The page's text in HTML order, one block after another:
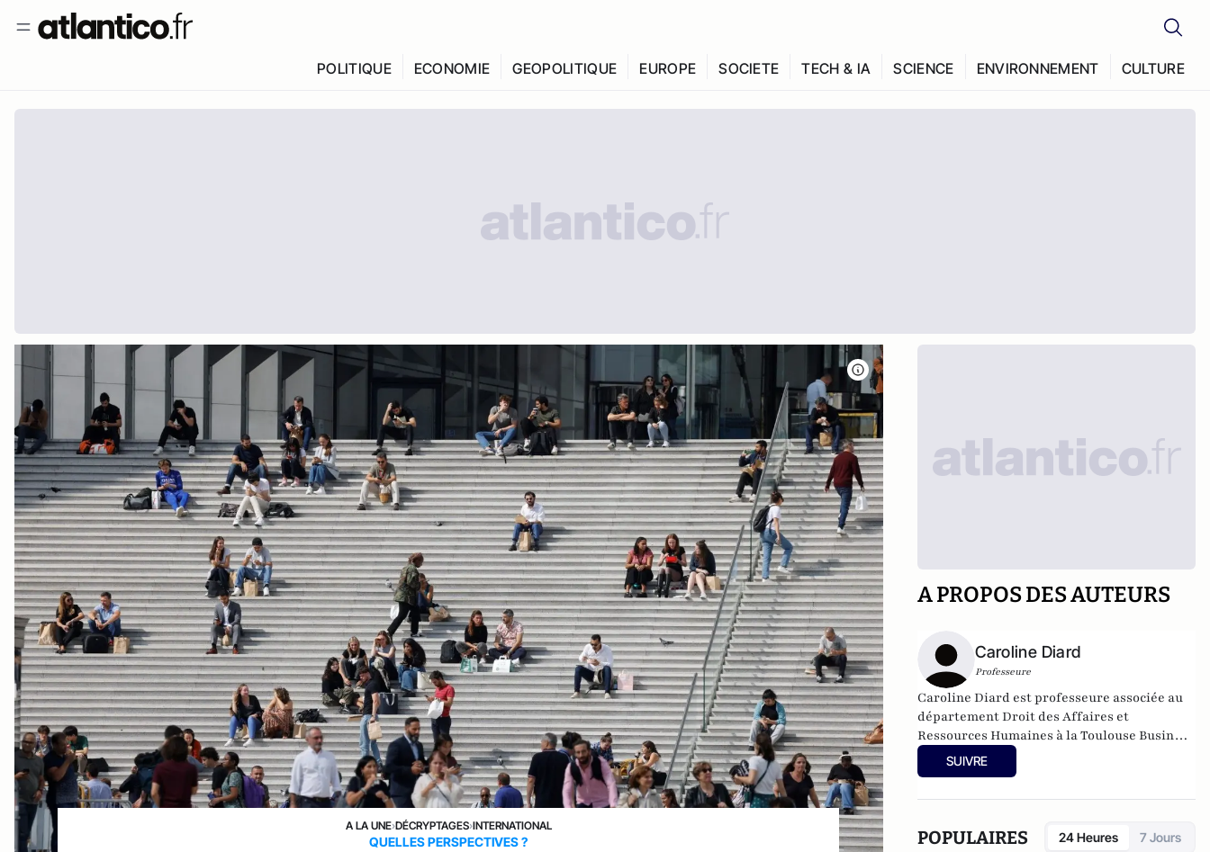
POLITIQUE ECONOMIE GEOPOLITIQUE EUROPE SOCIETE TECH & IA SCIENCE ENVIRONNEMENT CULTURE
A LA UNE›DÉCRYPTAGES›INTERNATIONAL
QUELLES PERSPECTIVES ?
A PROPOS DES AUTEURS
Caroline Diard
Professeure
Caroline Diard est professeure associée au
département Droit des Affaires et
Ressources Humaines à la Toulouse Business
School (TBS Education).
SUIVRE
POPULAIRES 24 Heures 7 Jours